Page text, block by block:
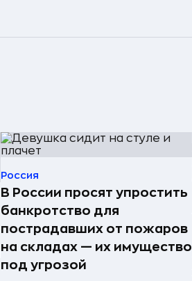
Россия
В России просят упростить
банкротство для
пострадавших от пожаров
на складах — их имущество
под угрозой